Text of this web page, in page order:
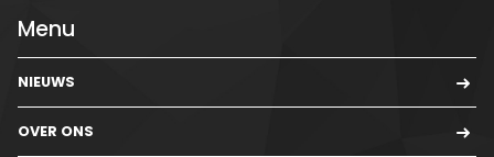
Menu
NIEUWS
OVER ONS